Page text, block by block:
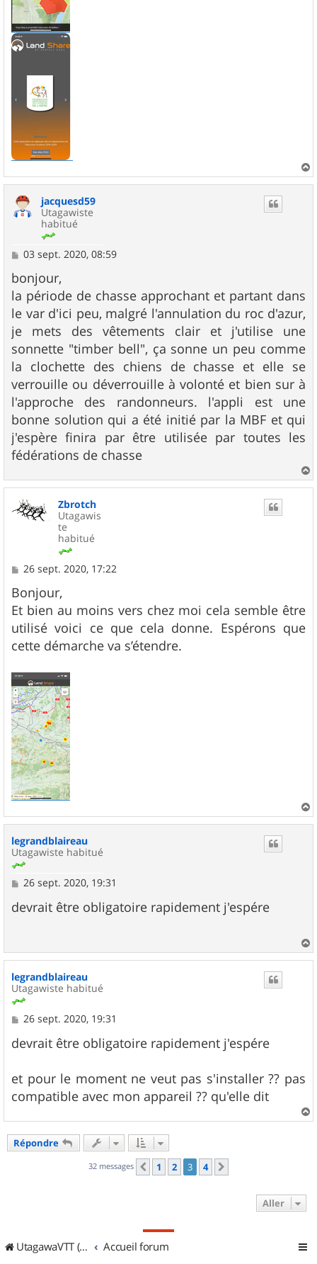
a
jacquesd59
Utagawiste
habitué
M
s
s
a
g
e
03 sept. 2020, 08:59
bonjour,
la période de chasse approchant et partant dans
le var d'ici peu, malgré l'annulation du roc d'azur,
je mets des vêtements clair et j'utilise une
sonnette "timber bell", ça sonne un peu comme
la clochette des chiens de chasse et elle se
verrouille ou déverrouille à volonté et bien sur à
l'approche des randonneurs. l'appli est une
bonne solution qui a été initié par la MBF et qui
j'espère finira par être utilisée par toutes les
fédérations de chasse
a
Zbrotch
Utagawis
te
habitué
M
s
s
a
g
e
26 sept. 2020, 17:22
Bonjour,
Et bien au moins vers chez moi cela semble être
utilisé voici ce que cela donne. Espérons que
cette démarche va s’étendre.
a
legrandblaireau
Utagawiste habitué
M
s
s
e
26 sept. 2020, 19:31
devrait être obligatoire rapidement j'espére
a
legrandblaireau
Utagawiste habitué
M
s
s
g
e
26 sept. 2020, 19:31
devrait être obligatoire rapidement j'espére
et pour le moment ne veut pas s'installer ?? pas
compatible avec mon appareil ?? qu'elle dit
a
Répondre
32 messages Précédent
1 2 3 4
Aller
UtagawaVTT (Randos VTT et VTTAE avec traces GPS) Accueil forum